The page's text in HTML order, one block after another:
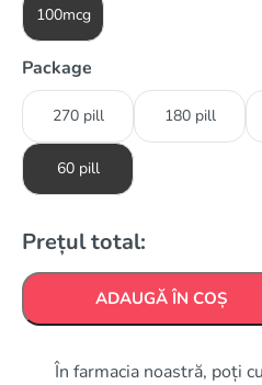
100mcg
Package
270 pill 180 pill
60 pill
Prețul total:
ADAUGĂ ÎN COȘ
În farmacia noastră, poți